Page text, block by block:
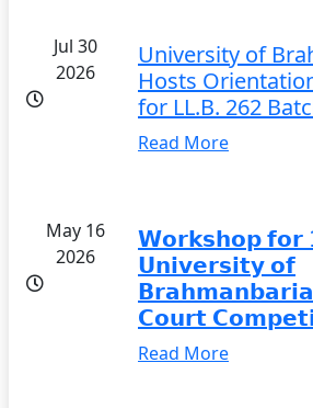
Jul 30
2026
University of
Hosts
for LL.B. 262
Read More
May 16
2026
𝗪𝗼𝗿𝗸𝘀𝗵𝗼𝗽 𝗳𝗼𝗿
𝗨𝗻𝗶𝘃𝗲𝗿𝘀𝗶𝘁𝘆 𝗼𝗳
𝗖𝗼𝘂𝗿𝘁
Read More